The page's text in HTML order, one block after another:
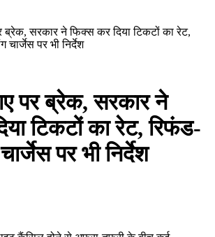
ब्रेक, सरकार ने फिक्स कर दिया टिकटों का रेट,
चार्जेस पर भी निर्देश
पर ब्रेक, सरकार ने
टिकटों का रेट, रिफंड-
पर भी निर्देश